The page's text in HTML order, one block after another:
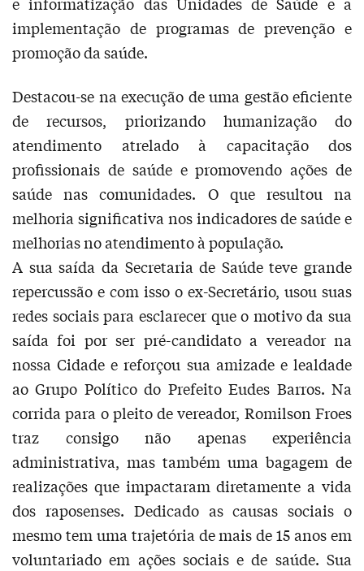
implementação de programas de prevenção e
promoção da saúde.
Destacou-se na execução de uma gestão eficiente
de recursos, priorizando humanização do
atendimento atrelado à capacitação dos
profissionais de saúde e promovendo ações de
saúde nas comunidades. O que resultou na
melhoria significativa nos indicadores de saúde e
melhorias no atendimento à população.
A sua saída da Secretaria de Saúde teve grande
repercussão e com isso o ex-Secretário, usou suas
redes sociais para esclarecer que o motivo da sua
saída foi por ser pré-candidato a vereador na
nossa Cidade e reforçou sua amizade e lealdade
ao Grupo Político do Prefeito Eudes Barros. Na
corrida para o pleito de vereador, Romilson Froes
traz consigo não apenas experiência
administrativa, mas também uma bagagem de
realizações que impactaram diretamente a vida
dos raposenses. Dedicado as causas sociais o
mesmo tem uma trajetória de mais de 15 anos em
voluntariado em ações sociais e de saúde. Sua